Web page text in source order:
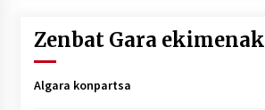
Zenbat Gara ekimenak
Algara konpartsa